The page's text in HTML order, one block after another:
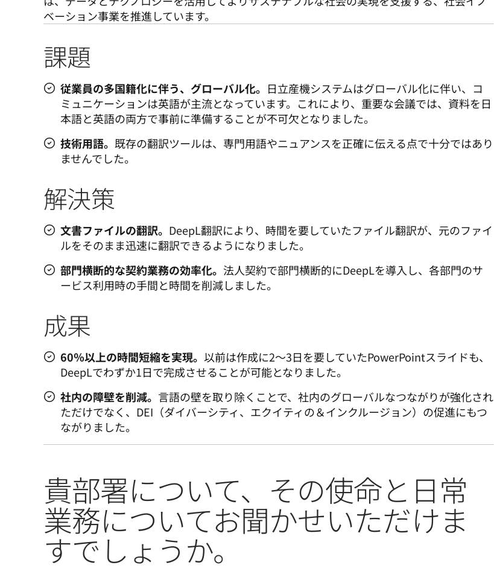
課題
従業員の多国籍化に伴う、グローバル化。 日立産機システムはグローバル化に伴い、コ
ミュニケーションは英語が主流となっています。これにより、重要な会議では、資料を日
本語と英語の両方で事前に準備することが不可欠となりました。
技術用語。 既存の翻訳ツールは、専門用語やニュアンスを正確に伝える点で十分ではあり
ませんでした。
解決策
文書ファイルの翻訳。 DeepL翻訳により、時間を要していたファイル翻訳が、元のファイ
ルをそのまま迅速に翻訳できるようになりました。
部門横断的な契約業務の効率化。 法人契約で部門横断的にDeepLを導入し、各部門のサ
ービス利用時の手間と時間を削減しました。
成果
60％以上の時間短縮を実現。 以前は作成に2～3日を要していたPowerPointスライドも、
DeepLでわずか1日で完成させることが可能となりました。
社内の障壁を削減。 言語の壁を取り除くことで、社内のグローバルなつながりが強化され
ただけでなく、DEI（ダイバーシティ、エクイティの＆インクルージョン）の促進にもつ
ながりました。
貴部署について、その使命と日常
業務についてお聞かせいただけま
すでしょうか。